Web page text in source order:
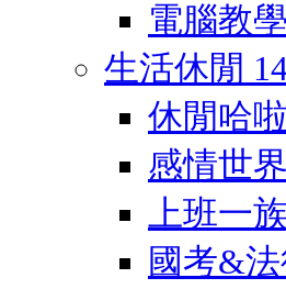
電腦教
生活休閒
休閒哈啦
感情世界
上班一族
國考&